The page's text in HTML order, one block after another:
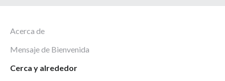
Acerca de
Mensaje de Bienvenida
Cerca y alrededor